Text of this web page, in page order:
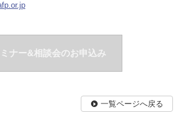
ナー&相談会のお申込み
一覧ページへ戻る